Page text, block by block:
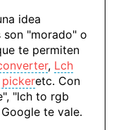
idea
son "morado" o
te permiten
, Lch
etc. Con
"lch to rgb
te vale.